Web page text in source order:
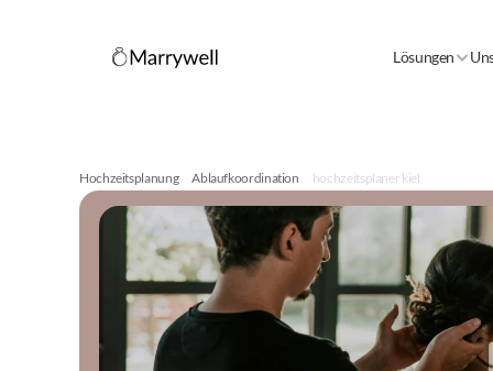
Lösungen
Hochzeitsplanung Ablaufkoordination hochzeitsplaner kiel